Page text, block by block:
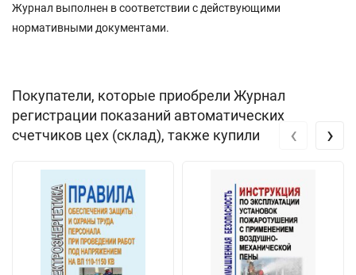
Журнал выполнен в соответствии с действующими
нормативными документами.
Покупатели, которые приобрели Журнал
регистрации показаний автоматических
счетчиков цех (склад), также купили
‹ ›